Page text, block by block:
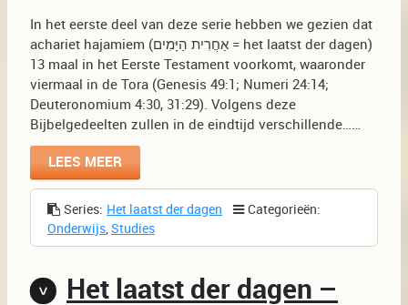
In het eerste deel van deze serie hebben we gezien dat
achariet hajamiem (אַחֲרִית הַיָּמִים = het laatst der dagen)
13 maal in het Eerste Testament voorkomt, waaronder
viermaal in de Tora (Genesis 49:1; Numeri 24:14;
Deuteronomium 4:30, 31:29). Volgens deze
Bijbelgedeelten zullen in de eindtijd verschillende……
LEES MEER
Series: Het laatst der dagen
Categorieën:
Onderwijs,Studies
Het laatst der dagen –